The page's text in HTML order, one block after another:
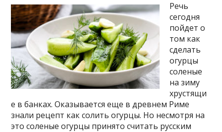
Речь
сегодня
пойдет о
том как
сделать
огурцы
соленые
на зиму
хрустящи
е в банках. Оказывается еще в древнем Риме
знали рецепт как солить огурцы. Но несмотря на
это соленые огурцы принято считать русским